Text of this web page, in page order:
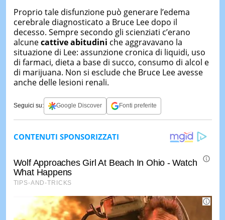
Proprio tale disfunzione può generare l’edema
cerebrale diagnosticato a Bruce Lee dopo il
decesso. Sempre secondo gli scienziati c’erano
alcunecattive abitudini che aggravavano la
situazione di Lee: assunzione cronica di liquidi, uso
di farmaci, dieta a base di succo, consumo di alcol e
di marijuana. Non si esclude che Bruce Lee avesse
anche delle lesioni renali.
Seguici su: Google Discover Fonti preferite